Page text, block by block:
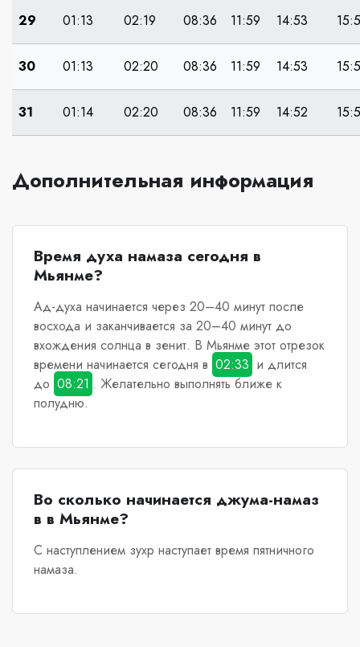
29 01:13 02:19 08:36 11:59 14:53
30 01:13 02:20 08:36 11:59 14:53
31 01:14 02:20 08:36 11:59 14:52
Дополнительная информация
Время духа намаза сегодня в
Мьянме?
Ад-духа начинается через 20–40 минут после
восхода и заканчивается за 20–40 минут до
вхождения солнца в зенит. В Мьянмеэтот отрезок
времени начинается сегодня в 02:33 и длится
до 08:21 . Желательно выполнять ближе к
полудню.
Во сколько начинается джума-намаз
в в Мьянме?
С наступлением зухр наступает время пятничного
намаза.